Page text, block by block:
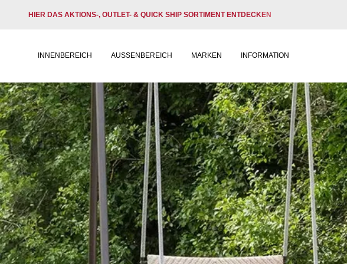
HIER DAS AKTIONS-, OUTLET- & QUICK SHIP SORTIMENT ENTDECKEN
INNENBEREICH AUSSENBEREICH MARKEN INFORMATION